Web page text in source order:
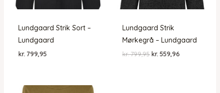
Lundgaard Strik Sort –
Lundgaard
kr. 799,95
Lundgaard Strik
Mørkegrå – Lundgaard
kr.799,95 Den
kr. 559,96Den